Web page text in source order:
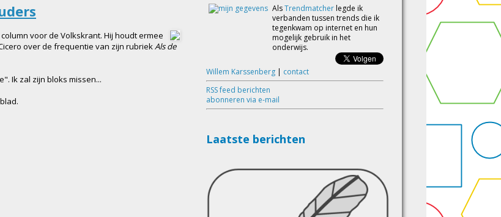
voor de Volkskrant. Hij houdt ermee
over de frequentie van zijn rubriekAls de
Ik zal zijn bloks missen...
AlsTrendmatcher legde ik
verbanden tussen trends die ik
tegenkwam op internet en hun
mogelijk gebruik in het
onderwijs.
Willem Karssenberg | contact
RSS feed berichten
abonneren via e-mail
Laatste berichten